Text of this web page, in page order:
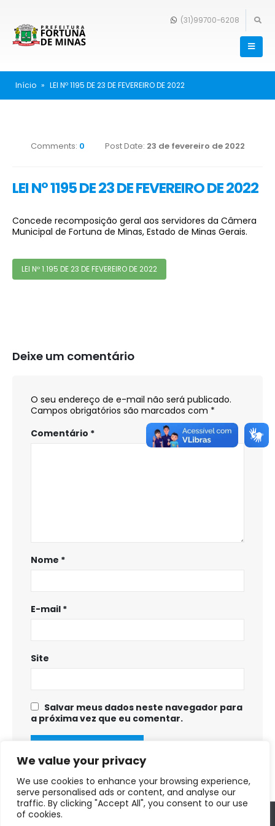
We value your privacy
We use cookies to enhance your browsing experience,
serve personalised ads or content, and analyse our
traffic. By clicking "Accept All", you consent to our use
of cookies.
(31)99700-6208
Início » LEI Nº 1195 DE 23 DE FEVEREIRO DE 2022
Comments: 0 Post Date: 23 de fevereiro de 2022
LEI Nº 1195 DE 23 DE FEVEREIRO DE 2022
Concede recomposição geral aos servidores da Câmera
Municipal de Fortuna de Minas, Estado de Minas Gerais.
LEI Nº 1.195 DE 23 DE FEVEREIRO DE 2022
Deixe um comentário
O seu endereço de e-mail não será publicado.
Campos obrigatórios são marcados com *
Comentário *
Nome *
E-mail *
Site
Salvar meus dados neste navegador para
a próxima vez que eu comentar.
Copyright © 2025 - 2028. Prefeitura Municipal de Fortuna de Minas